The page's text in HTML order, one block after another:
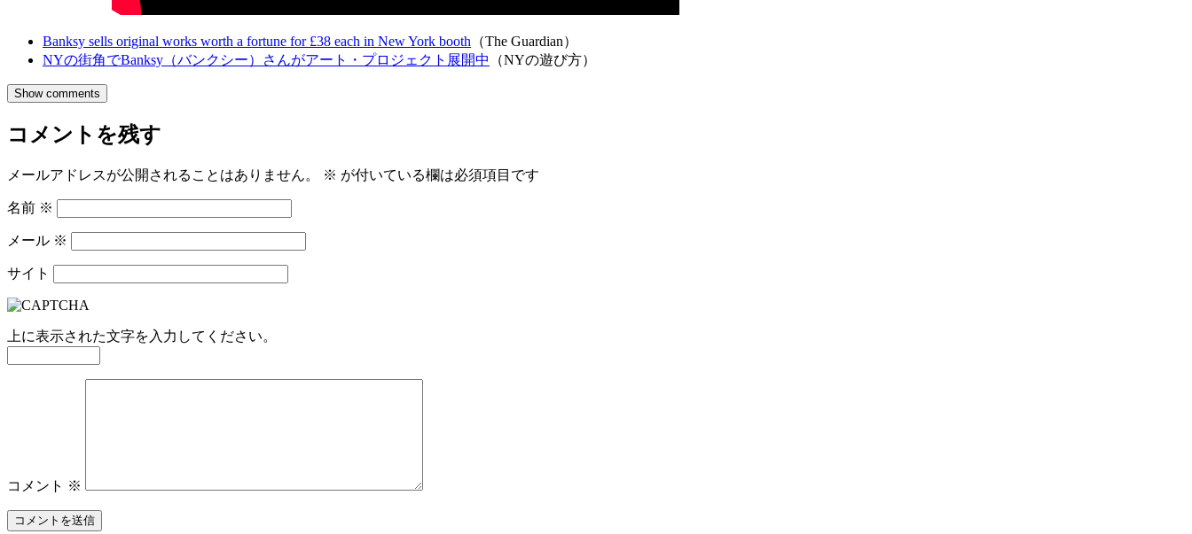
Banksy sells original works worth a fortune for £38 each in New York booth （The Guardian）
NYの街角でBanksy（バンクシー）さんがアート・プロジェクト展開中
（NYの遊び方）
Show comments
コメントを残す
メールアドレスが公開されることはありません。 ※ が付いている欄は必須項目です
名前 ※
メール ※
サイト
上に表示された文字を入力してください。
コメント ※